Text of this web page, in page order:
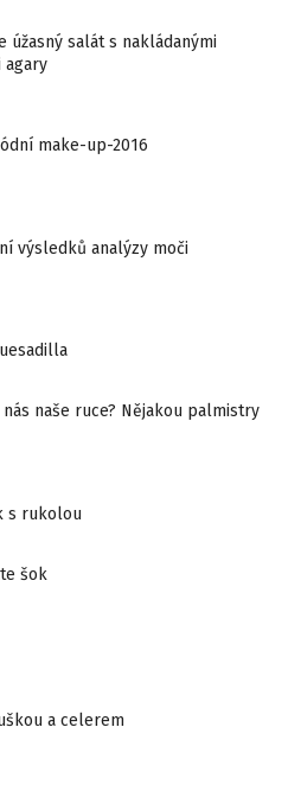
úžasný salát s nakládanými
agary
make-up-2016
výsledků analýzy moči
naše ruce? Nějakou palmistry
s rukolou
šok
a celerem